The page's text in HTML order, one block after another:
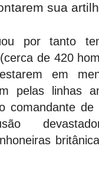
sua
por tanto
de 420
em
pelas linhas
comandante